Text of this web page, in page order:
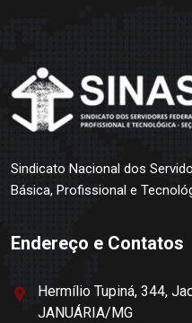
Sindicato Nacional dos
Básica, Profissional e
Endereço e Contatos
Hermílio Tupiná, 344,
JANUÁRIA/MG